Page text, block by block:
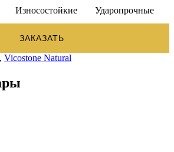
Износостойкие Ударопрочные
ЗАКАЗАТЬ
, Vicostone Natural